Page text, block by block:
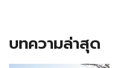
บทความล่าสุด